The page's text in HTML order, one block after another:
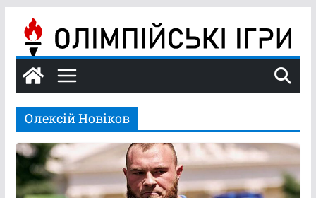
вмісту
Олексій Новіков